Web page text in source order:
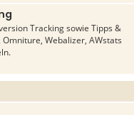
Tracking sowie Tipps &
Webalizer, AWstats